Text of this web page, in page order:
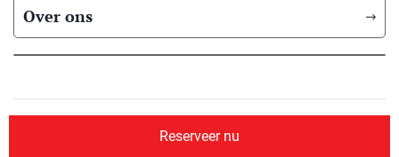
Reserveer nu
Over ons
© 2026 Scandic Booking
Algemene voorwaarden
Privacyverklaring